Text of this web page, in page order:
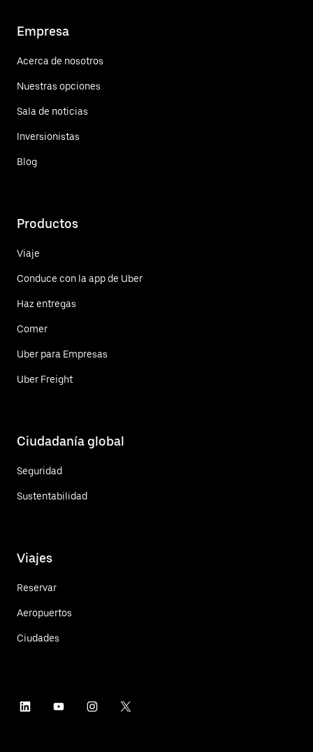
Empresa
Acerca de nosotros
Nuestras opciones
Sala de noticias
Inversionistas
Blog
Productos
Viaje
Conduce con la app de Uber
Haz entregas
Comer
Uber para Empresas
Uber Freight
Ciudadanía global
Seguridad
Sustentabilidad
Viajes
Reservar
Aeropuertos
Ciudades